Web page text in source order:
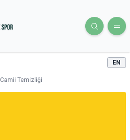
EN
Camii Temizliği